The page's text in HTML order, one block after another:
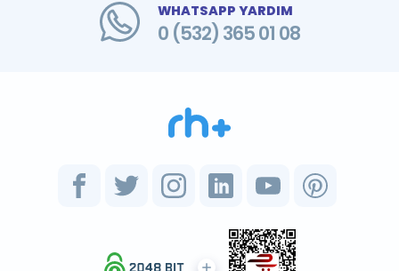
WHATSAPP YARDIM
0 (532) 365 01 08